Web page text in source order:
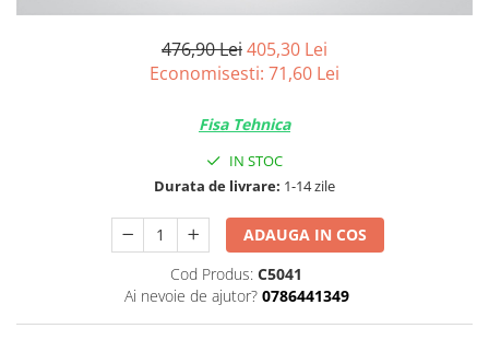
Relee de comanda si supraveghere
Trasee Cabluri / Accesorii
Jgheaburi Metalice Perforate
476,90 Lei405,30 Lei
Economisesti: 71,60 Lei
Fisa Tehnica
IN STOC
Durata de livrare: 1-14 zile
ADAUGA IN COS
Cod Produs: C5041
Ai nevoie de ajutor? 0786441349